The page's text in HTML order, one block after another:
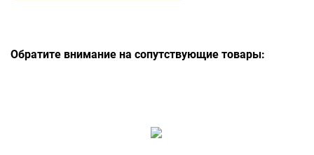
Обратите внимание на сопутствующие товары: